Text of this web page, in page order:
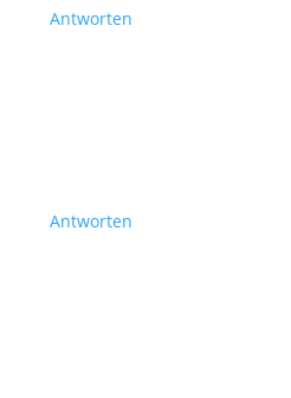
Antworten
Antworten